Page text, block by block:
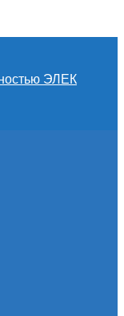
ЭЛЕК